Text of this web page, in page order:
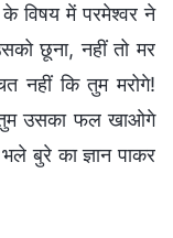
विषय में परमेश्वर ने
छूना, नहीं तो मर
नहीं कि तुम मरोगे!
तुम उसका फल खाओगे
बुरे का ज्ञान पाकर